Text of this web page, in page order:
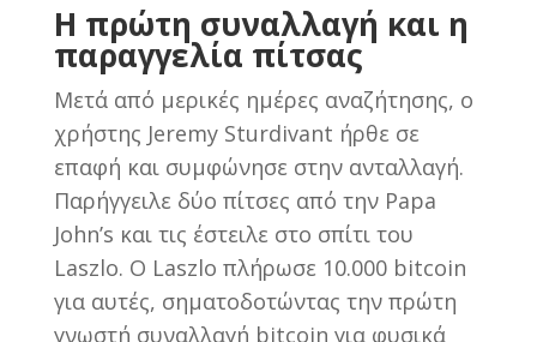
Η πρώτη συναλλαγή και η
παραγγελία πίτσας
Μετά από μερικές ημέρες αναζήτησης, ο
χρήστης Jeremy Sturdivant ήρθε σε
επαφή και συμφώνησε στην ανταλλαγή.
Παρήγγειλε δύο πίτσες από την Papa
John’s και τις έστειλε στο σπίτι του
Laszlo. Ο Laszlo πλήρωσε 10.000 bitcoin
για αυτές, σηματοδοτώντας την πρώτη
γνωστή συναλλαγή bitcoin για φυσικά